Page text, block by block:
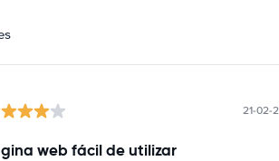
21-02-
web fácil de utilizar